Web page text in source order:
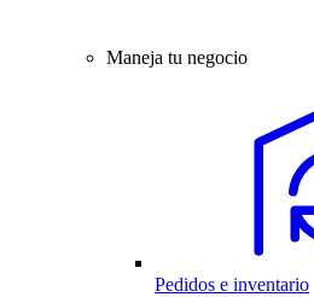
Maneja tu negocio
Pedidos e inventario